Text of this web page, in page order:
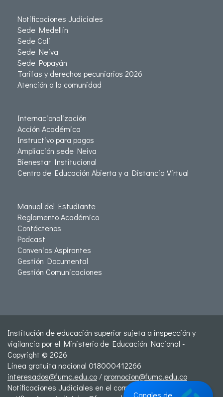
Notificaciones Judiciales
Sede Medellín
Sede Cali
Sede Neiva
Sede Popayán
Tarifas y derechos pecuniarios 2026
Atención a la comunidad
Internacionalización
Acción Académica
Instructivo para pagos
Ampliación sede Neiva
Bienestar Institucional
Centro de Educación Abierta y a Distancia Virtual
Manual del Estudiante
Reglamento Académico
Contáctenos
Podcast
Convenios Aspirantes
Gestión Documental
Gestión Comunicaciones
Institución de educación superior sujeta a inspección y
vigilancia por el Ministerio de Educación Nacional -
Copyright © 2026
Línea gratuita nacional 018000412266
interesados@fumc.edu.co /promocion@fumc.edu.co
Notificaciones Judiciales en el correo:
Canales de